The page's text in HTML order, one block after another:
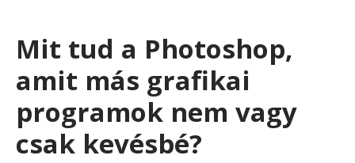
Mit tud a Photoshop,
amit más grafikai
programok nem vagy
csak kevésbé?